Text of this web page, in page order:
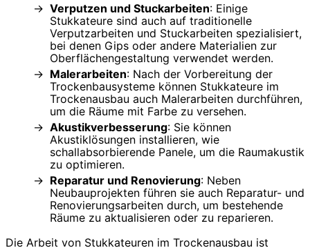
Verputzen und Stuckarbeiten: Einige
Stukkateure sind auch auf traditionelle
Verputzarbeiten und Stuckarbeiten spezialisiert,
bei denen Gips oder andere Materialien zur
Oberflächengestaltung verwendet werden.
Malerarbeiten: Nach der Vorbereitung der
Trockenbausysteme können Stukkateure im
Trockenausbau auch Malerarbeiten durchführen,
um die Räume mit Farbe zu versehen.
Akustikverbesserung: Sie können
Akustiklösungen installieren, wie
schallabsorbierende Panele, um die Raumakustik
zu optimieren.
Reparatur und Renovierung: Neben
Neubauprojekten führen sie auch Reparatur- und
Renovierungsarbeiten durch, um bestehende
Räume zu aktualisieren oder zu reparieren.
Die Arbeit von Stukkateuren im Trockenausbau ist